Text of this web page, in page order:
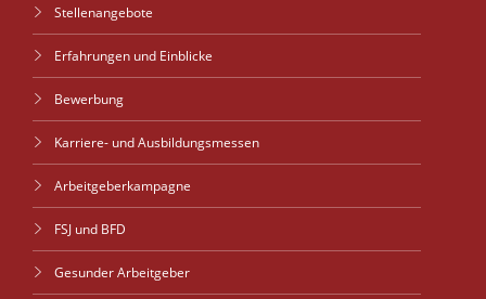
Stellenangebote
Erfahrungen und Einblicke
Bewerbung
Karriere- und Ausbildungsmessen
Arbeitgeberkampagne
FSJ und BFD
Gesunder Arbeitgeber